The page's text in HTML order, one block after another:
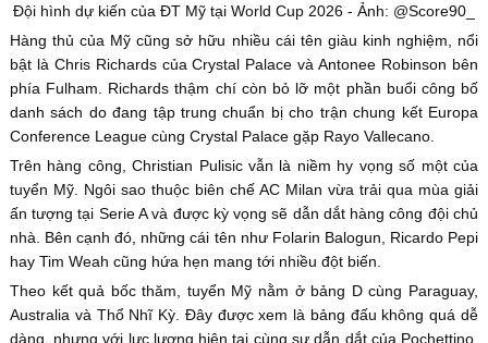
Đội hình dự kiến của ĐT Mỹ tại World Cup 2026 - Ảnh: @Score90_
Hàng thủ của Mỹ cũng sở hữu nhiều cái tên giàu kinh nghiệm, nổi
bật là Chris Richards của Crystal Palace và Antonee Robinson bên
phía Fulham. Richards thậm chí còn bỏ lỡ một phần buổi công bố
danh sách do đang tập trung chuẩn bị cho trận chung kết Europa
Conference League cùng Crystal Palace gặp Rayo Vallecano.
Trên hàng công, Christian Pulisic vẫn là niềm hy vọng số một của
tuyển Mỹ. Ngôi sao thuộc biên chế AC Milan vừa trải qua mùa giải
ấn tượng tại Serie A và được kỳ vọng sẽ dẫn dắt hàng công đội chủ
nhà. Bên cạnh đó, những cái tên như Folarin Balogun, Ricardo Pepi
hay Tim Weah cũng hứa hẹn mang tới nhiều đột biến.
Theo kết quả bốc thăm, tuyển Mỹ nằm ở bảng D cùng Paraguay,
Australia và Thổ Nhĩ Kỳ. Đây được xem là bảng đấu không quá dễ
dàng, nhưng với lực lượng hiện tại cùng sự dẫn dắt của Pochettino,